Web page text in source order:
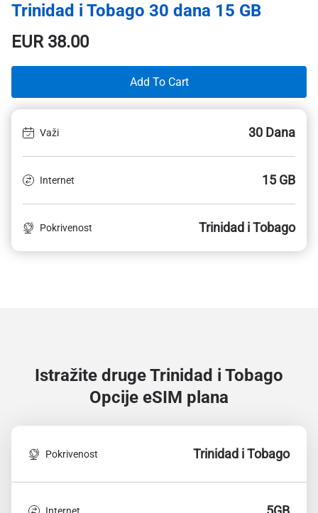
Trinidad i Tobago 30 dana 15 GB
EUR38.00
Add To Cart
Važi 30 Dana
Internet 15 GB
Pokrivenost Trinidad i Tobago
Istražite druge Trinidad i Tobago
Opcije eSIM plana
Pokrivenost Trinidad i Tobago
Internet